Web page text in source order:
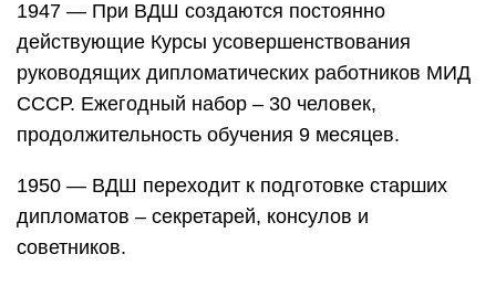
1947 — При ВДШ создаются постоянно
действующие Курсы усовершенствования
руководящих дипломатических работников МИД
СССР. Ежегодный набор – 30 человек,
продолжительность обучения 9 месяцев.
1950 — ВДШ переходит к подготовке старших
дипломатов – секретарей, консулов и
советников.